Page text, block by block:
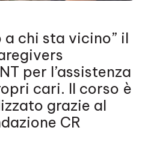
a chi sta vicino” il
per l’assistenza
cari. Il corso è
grazie al
CR